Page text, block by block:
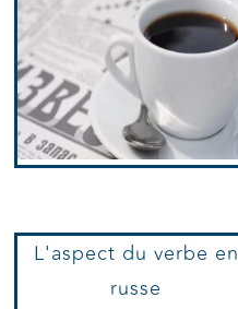
L'aspect du verbe en
russe